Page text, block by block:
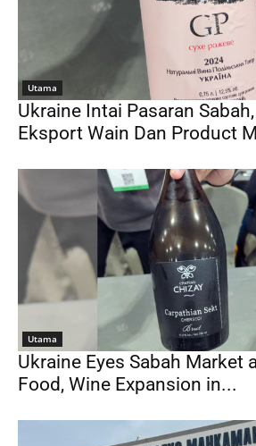
Utama
Ukraine Intai Pasaran
Eksport Wain Dan Product
Utama
Ukraine Eyes Sabah Market
Food, Wine Expansion in...